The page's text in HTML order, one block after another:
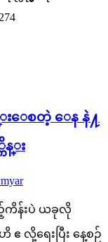
းေစတဲ့ ေန နဲ႔
န္း
ကိန်းပဲ ယခုလို
ဧ လို့ရေးပြီး နေ့စဉ်